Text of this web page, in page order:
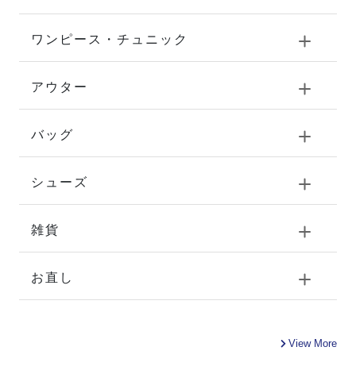
ワンピース・チュニック
アウター
バッグ
シューズ
雑貨
お直し
View More